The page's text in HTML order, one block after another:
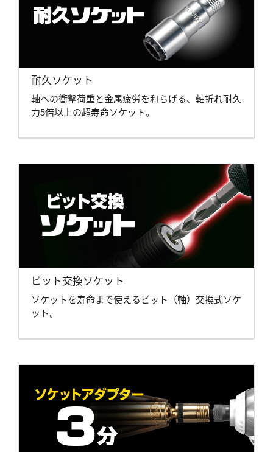
耐久ソケット
軸への衝撃荷重と金属疲労を和らげる、軸折れ耐久
力5倍以上の超寿命ソケット。
ビット交換ソケット
ソケットを寿命まで使えるビット（軸）交換式ソケ
ット。